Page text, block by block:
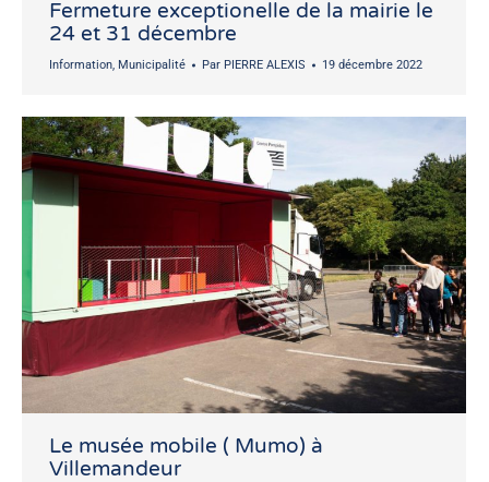
Fermeture exceptionelle de la mairie le
24 et 31 décembre
Information, Municipalité Par PIERRE ALEXIS 19 décembre 2022
Le musée mobile ( Mumo) à
Villemandeur